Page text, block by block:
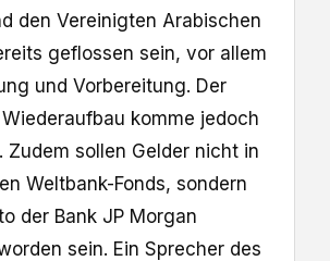
den Vereinigten Arabischen
geflossen sein, vor allem
und Vorbereitung. Der
komme jedoch
Zudem sollen Gelder nicht in
Weltbank-Fonds, sondern
der Bank JP Morgan
sein. Ein Sprecher des